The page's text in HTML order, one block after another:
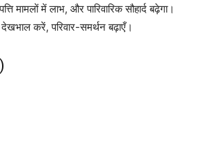
मामलों में लाभ, और पारिवारिक सौहार्द बढ़ेगा।
देखभाल करें, परिवार-समर्थन बढ़ाएँ।